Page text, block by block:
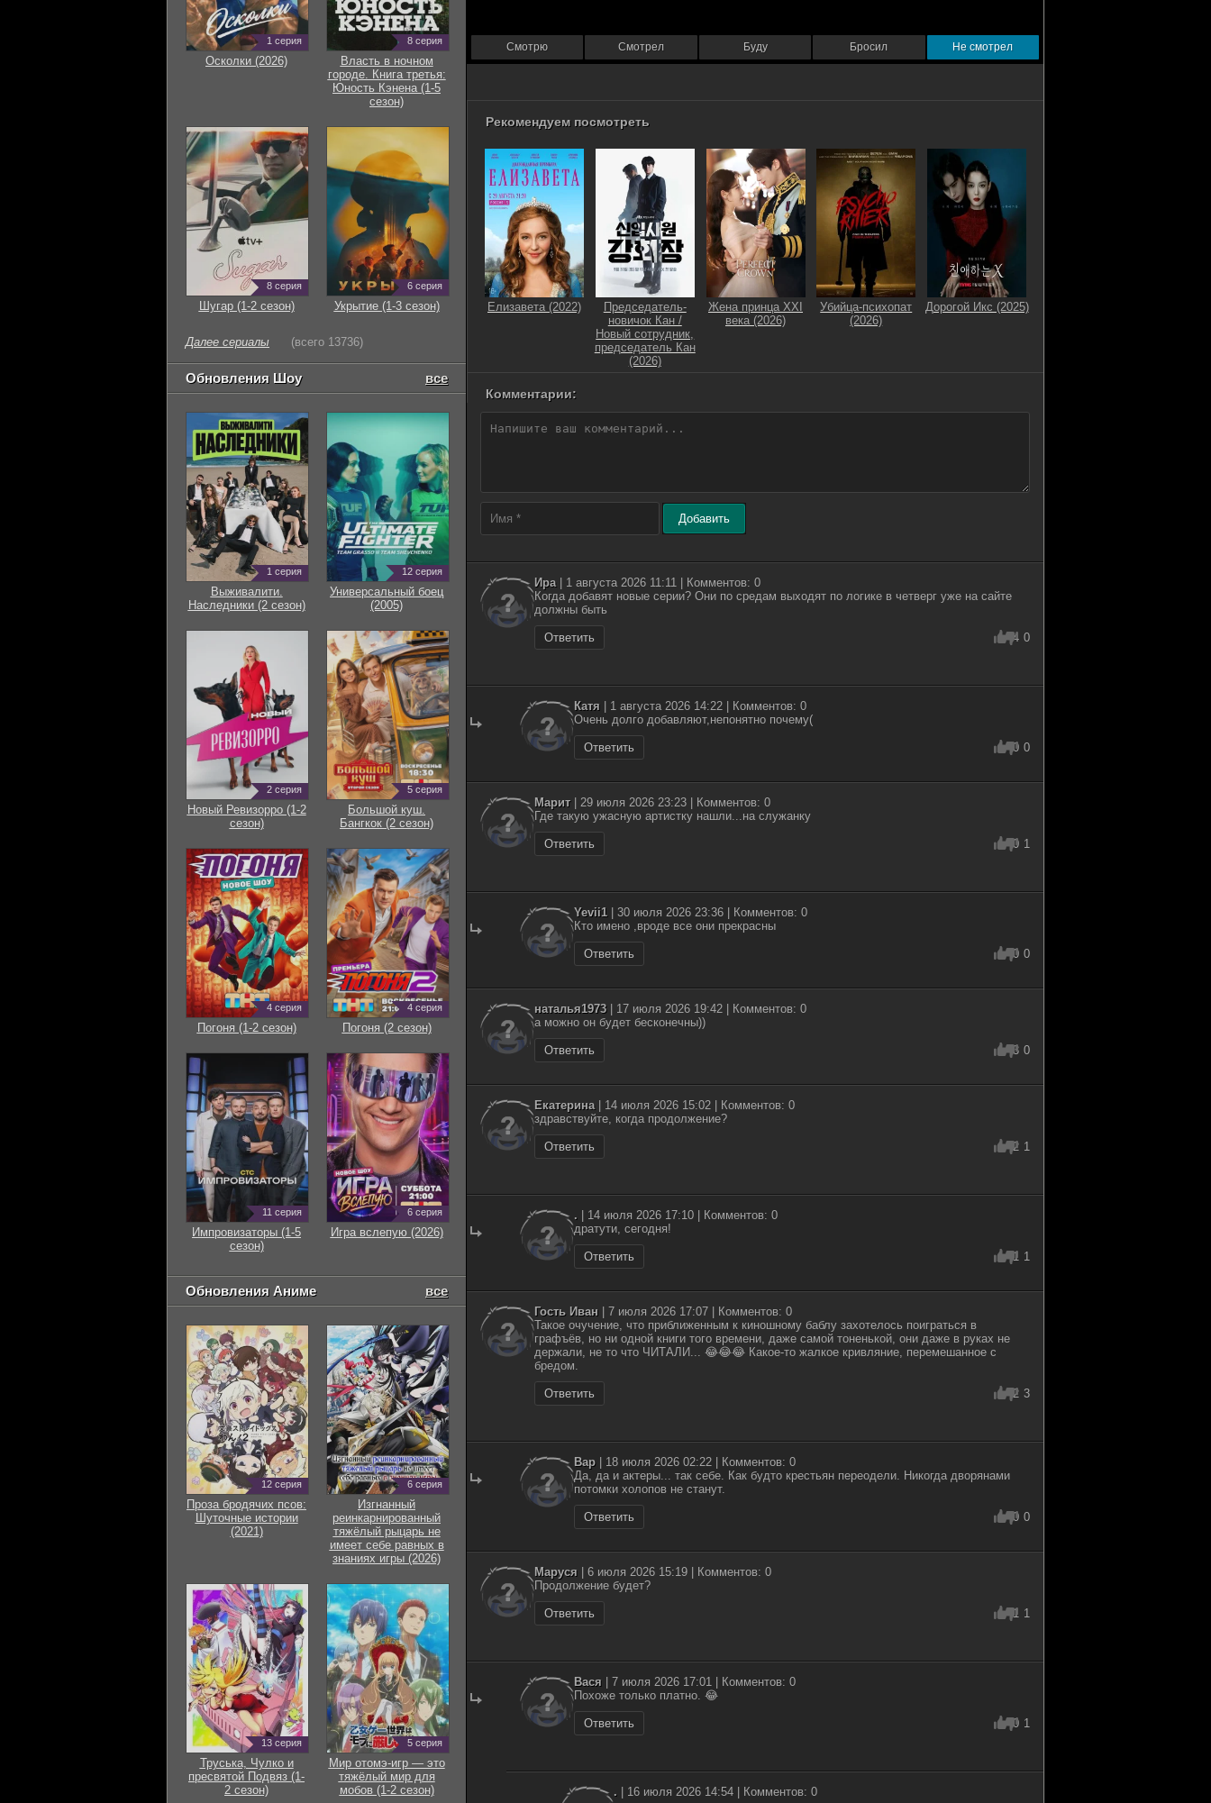
Смотрю Смотрел Буду Бросил Не смотрел
Рекомендуем посмотреть
Елизавета (2022)
Председатель-
новичок Кан /
Новый сотрудник,
председатель Кан
(2026)
Жена принца XXI
века (2026)
Убийца-психопат
(2026)
Дорогой Икс (2025)
Комментарии:
Добавить
Ира| 1 августа 2026 11:11 | Комментов: 0
Когда добавят новые серии? Они по средам выходят по логике в четверг уже на сайте
должны быть
Ответить 4 0
Катя | 1 августа 2026 14:22 | Комментов: 0
Очень долго добавляют,непонятно почему(
Ответить 0 0
Марит| 29 июля 2026 23:23 | Комментов: 0
Где такую ужасную артистку нашли...на служанку
Ответить 0 1
Yevii1 | 30 июля 2026 23:36 | Комментов: 0
Кто имено ,вроде все они прекрасны
Ответить 0 0
наталья1973| 17 июля 2026 19:42 | Комментов: 0
а можно он будет бесконечны))
Ответить 3 0
Екатерина| 14 июля 2026 15:02 | Комментов: 0
здравствуйте, когда продолжение?
Ответить 2 1
. | 14 июля 2026 17:10 | Комментов: 0
дратути, сегодня!
Ответить 1 1
Гость Иван | 7 июля 2026 17:07 | Комментов: 0
Такое очучение, что приближенным к киношному баблу захотелось поиграться в
графъёв, но ни одной книги того времени, даже самой тоненькой, они даже в руках не
держали, не то что ЧИТАЛИ... 😂😂😂 Какое-то жалкое кривляние, перемешанное с
бредом.
Ответить 2 3
Вар | 18 июля 2026 02:22 | Комментов: 0
Да, да и актеры... так себе. Как будто крестьян переодели. Никогда дворянами
потомки холопов не станут.
Ответить 0 0
Маруся | 6 июля 2026 15:19 | Комментов: 0
Продолжение будет?
Ответить 1 1
Вася | 7 июля 2026 17:01 | Комментов: 0
Похоже только платно. 😂
Ответить 0 1
. | 16 июля 2026 14:54 | Комментов: 0
1 серия
Осколки (2026)
8 серия
Власть в ночном
городе. Книга третья:
Юность Кэнена (1-5
сезон)
8 серия
Шугар (1-2 сезон)
6 серия
Укрытие (1-3 сезон)
Далее сериалы (всего 13736)
Обновления Шоу все
1 серия
Выживалити.
Наследники (2 сезон)
12 серия
Универсальный боец
(2005)
2 серия
Новый Ревизорро (1-2
сезон)
5 серия
Большой куш.
Бангкок (2 сезон)
4 серия
Погоня (1-2 сезон)
4 серия
Погоня (2 сезон)
11 серия
Импровизаторы (1-5
сезон)
6 серия
Игра вслепую (2026)
Обновления Аниме все
12 серия
Проза бродячих псов:
Шуточные истории
(2021)
6 серия
Изгнанный
реинкарнированный
тяжёлый рыцарь не
имеет себе равных в
знаниях игры (2026)
13 серия
Труська, Чулко и
пресвятой Подвяз (1-
2 сезон)
5 серия
Мир отомэ-игр — это
тяжёлый мир для
мобов (1-2 сезон)